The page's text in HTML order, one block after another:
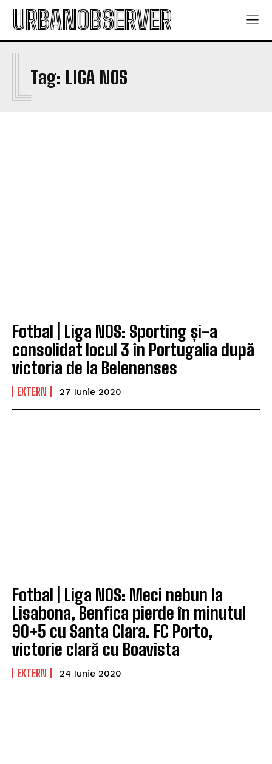
URBANOBSERVER
Tag: LIGA NOS
L
Fotbal | Liga NOS: Sporting și-a
consolidat locul 3 în Portugalia după
victoria de la Belenenses
EXTERN 27 Iunie 2020
Fotbal | Liga NOS: Meci nebun la
Lisabona, Benfica pierde în minutul
90+5 cu Santa Clara. FC Porto,
victorie clară cu Boavista
EXTERN 24 Iunie 2020